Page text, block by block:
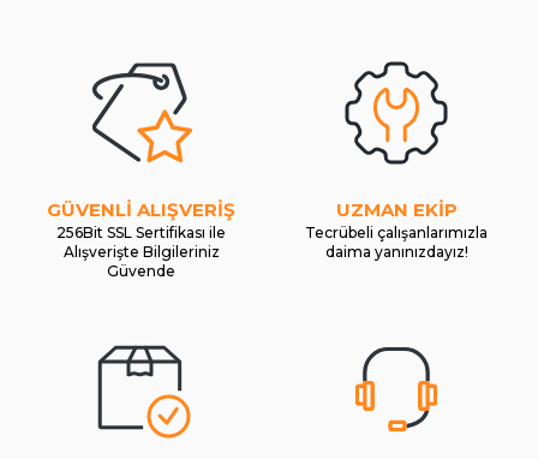
GÜVENLİ ALIŞVERİŞ
256Bit SSL Sertifikası ile
Alışverişte Bilgileriniz
Güvende
UZMAN EKİP
Tecrübeli çalışanlarımızla
daima yanınızdayız!